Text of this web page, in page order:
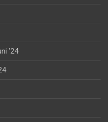
’24